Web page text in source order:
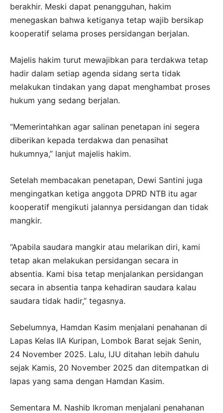
berakhir. Meski dapat penangguhan, hakim
menegaskan bahwa ketiganya tetap wajib bersikap
kooperatif selama proses persidangan berjalan.
Majelis hakim turut mewajibkan para terdakwa tetap
hadir dalam setiap agenda sidang serta tidak
melakukan tindakan yang dapat menghambat proses
hukum yang sedang berjalan.
“Memerintahkan agar salinan penetapan ini segera
diberikan kepada terdakwa dan penasihat
hukumnya,” lanjut majelis hakim.
Setelah membacakan penetapan, Dewi Santini juga
mengingatkan ketiga anggota DPRD NTB itu agar
kooperatif mengikuti jalannya persidangan dan tidak
mangkir.
“Apabila saudara mangkir atau melarikan diri, kami
tetap akan melakukan persidangan secara in
absentia. Kami bisa tetap menjalankan persidangan
secara in absentia tanpa kehadiran saudara kalau
saudara tidak hadir,” tegasnya.
Sebelumnya, Hamdan Kasim menjalani penahanan di
Lapas Kelas IIA Kuripan, Lombok Barat sejak Senin,
24 November 2025. Lalu, IJU ditahan lebih dahulu
sejak Kamis, 20 November 2025 dan ditempatkan di
lapas yang sama dengan Hamdan Kasim.
Sementara M. Nashib Ikroman menjalani penahanan